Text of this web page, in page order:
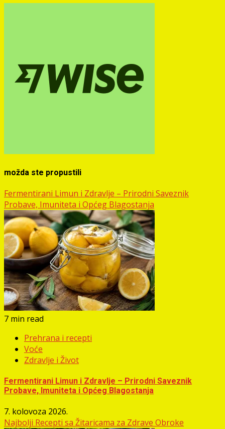
možda ste propustili
Fermentirani Limun i Zdravlje – Prirodni Saveznik
Probave, Imuniteta i Općeg Blagostanja
7 min read
Prehrana i recepti
Voće
Zdravlje i Život
Fermentirani Limun i Zdravlje – Prirodni Saveznik
Probave, Imuniteta i Općeg Blagostanja
7. kolovoza 2026.
Najbolji Recepti sa Žitaricama za Zdrave Obroke